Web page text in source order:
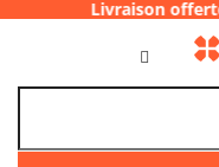
offerte